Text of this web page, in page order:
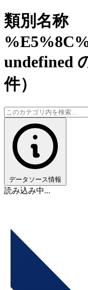
類別名称
undefined
件）
データソース情報
読み込み中...